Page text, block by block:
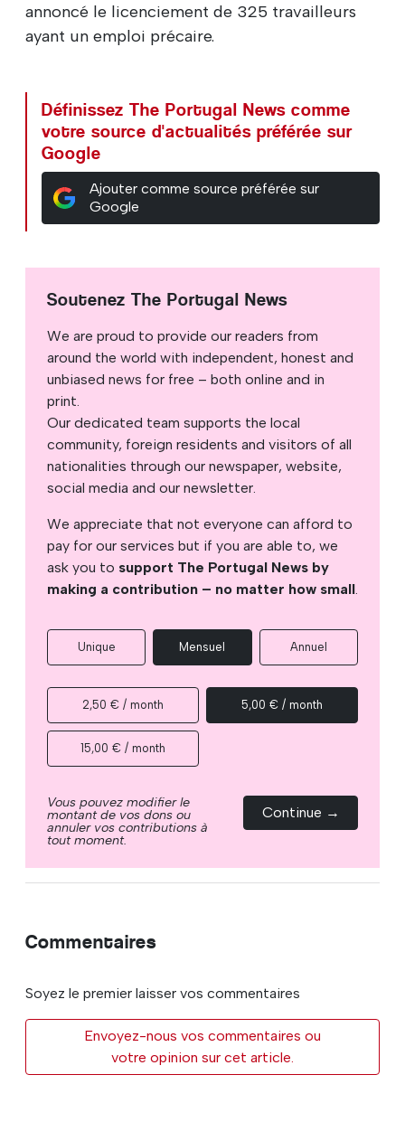
annoncé le licenciement de 325 travailleurs
ayant un emploi précaire.
Définissez The Portugal News comme
votre source d'actualités préférée sur
Google
Ajouter comme source préférée sur
Google
Soutenez The Portugal News
We are proud to provide our readers from
around the world with independent, honest and
unbiased news for free – both online and in
print.
Our dedicated team supports the local
community, foreign residents and visitors of all
nationalities through our newspaper, website,
social media and our newsletter.
We appreciate that not everyone can afford to
pay for our services but if you are able to, we
ask you to support The Portugal News by
making a contribution – no matter how small.
Unique Mensuel Annuel
2,50 € / month 5,00 € / month
15,00 € / month
Vous pouvez modifier le
montant de vos dons ou
annuler vos contributions à
tout moment.
Continue →
Commentaires
Soyez le premier laisser vos commentaires
Envoyez-nous vos commentaires ou
votre opinion sur cet article.